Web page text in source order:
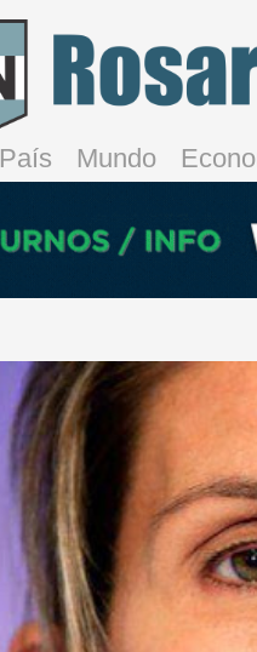
País Mundo